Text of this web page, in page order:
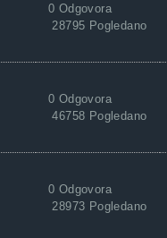
0 Odgovora
28795 Pogledano
0 Odgovora
46758 Pogledano
0 Odgovora
28973 Pogledano